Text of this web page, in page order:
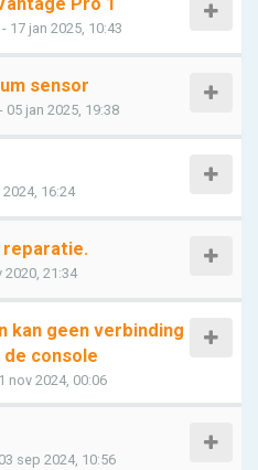
- 17 jan 2025, 10:43
sensor
- 05 jan 2025, 19:38
16:24
reparatie.
2020, 21:34
kan geen verbinding
console
nov 2024, 00:06
sep 2024, 10:56